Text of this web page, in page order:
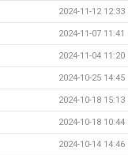
2024-11-12 12:33
2024-11-07 11:41
2024-11-04 11:20
2024-10-25 14:45
2024-10-18 15:13
2024-10-18 10:44
2024-10-14 14:46